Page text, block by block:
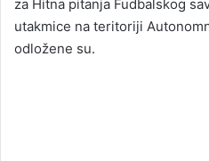
za Hitna pitanja Fudbalskog
utakmice na teritoriji
odložene su.